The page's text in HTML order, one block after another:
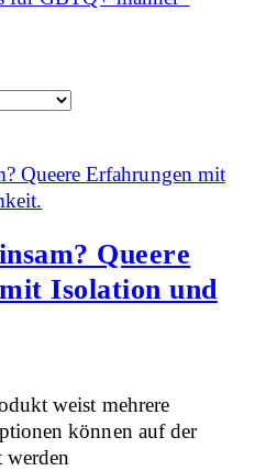
Queere
Isolation und
weist mehrere
können auf der
werden